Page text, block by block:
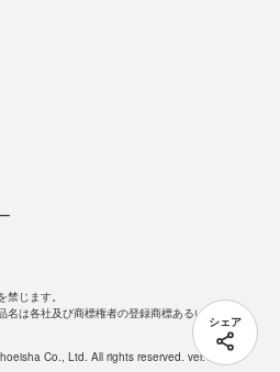
シェア
じます。
名は各社及び商標権者の登録商標あるいは商標で
Co., Ltd. All rights reserved. ver.1.5